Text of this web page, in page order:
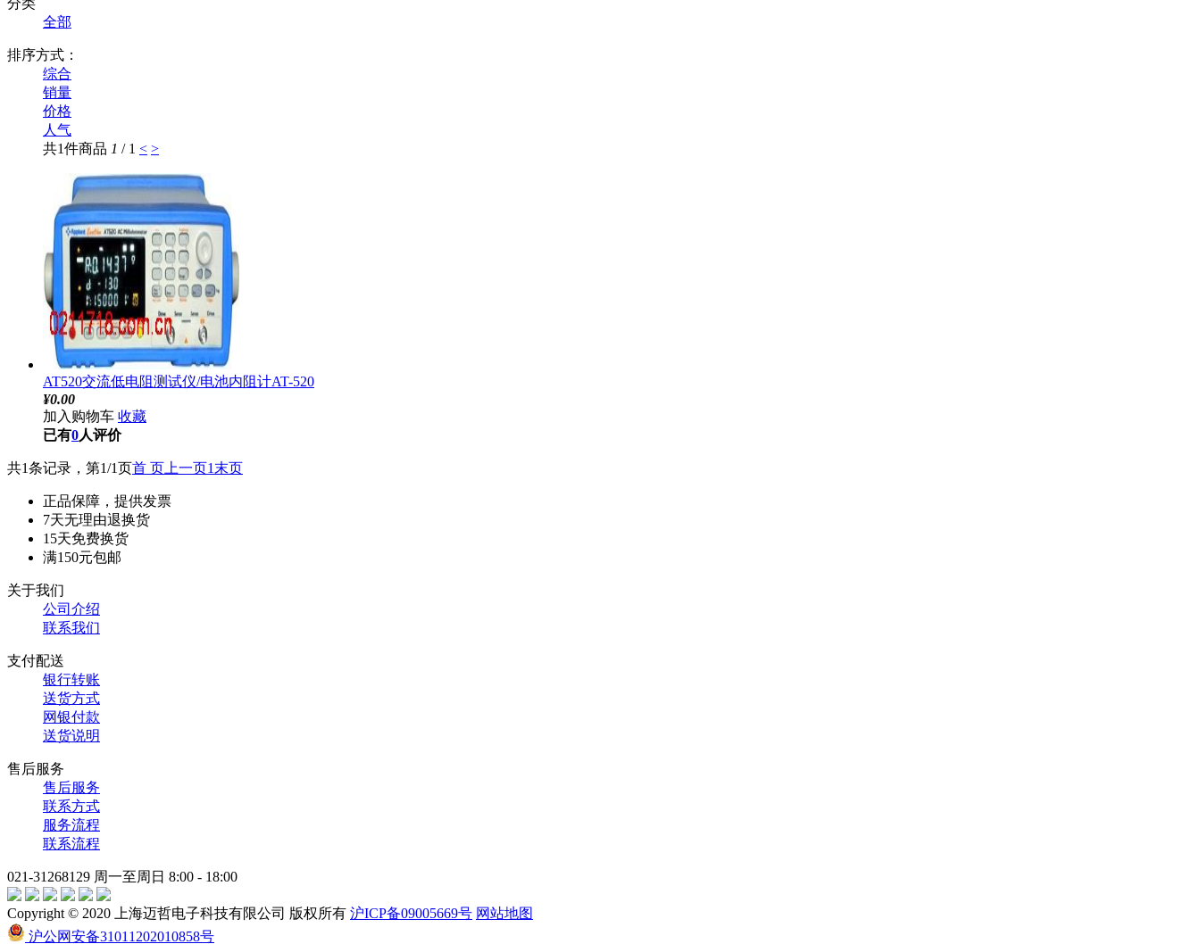
分类
全部
排序方式：
综合
销量
价格
人气
共1件商品 1 / 1 < >
AT520交流低电阻测试仪/电池内阻计AT-520
¥0.00
加入购物车 收藏
已有0人评价
共1条记录，第1/1页首 页 上一页1 末页
正品保障，提供发票
7天无理由退换货
15天免费换货
满150元包邮
关于我们
公司介绍
联系我们
支付配送
银行转账
送货方式
网银付款
送货说明
售后服务
售后服务
联系方式
服务流程
联系流程
021-31268129 周一至周日 8:00 - 18:00
Copyright © 2020 上海迈哲电子科技有限公司 版权所有 沪ICP备09005669号 网站地图
沪公网安备31011202010858号